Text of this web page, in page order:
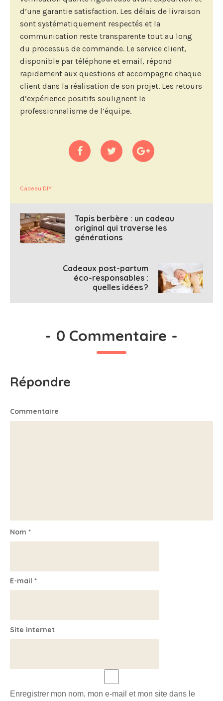
d’une garantie satisfaction. Les délais de livraison
sont systématiquement respectés et la
communication reste transparente tout au long
du processus de commande. Le service client,
disponible par téléphone et email, répond
rapidement aux questions et accompagne chaque
client dans la réalisation de son projet. Les retours
d’expérience positifs soulignent le
professionnalisme de l’équipe.
Cadeau DIY
Tapis berbère : un cadeau
original qui traverse les
générations
Cadeaux post-partum
éco-responsables :
quelles idées ?
- 0 Commentaire -
Répondre
Commentaire
Nom *
E-mail *
Site internet
Enregistrer mon nom, mon e-mail et mon site dans le